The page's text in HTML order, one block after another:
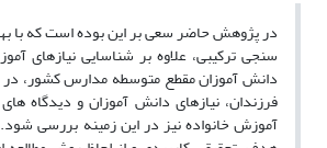
در پژوهش حاضر سعی بر این بوده است که با
سنجی ترکیبی، علاوه بر شناسایی نیازهای
دانش آموزان مقطع متوسطه مدارس کشور، در
فرزندان، نیازهای دانش آموزان و دیدگاه
آموزش خانواده نیز در این زمینه بررسی